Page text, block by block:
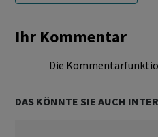
Ihr Kommentar
Die
DAS KÖNNTE SIE AUCH